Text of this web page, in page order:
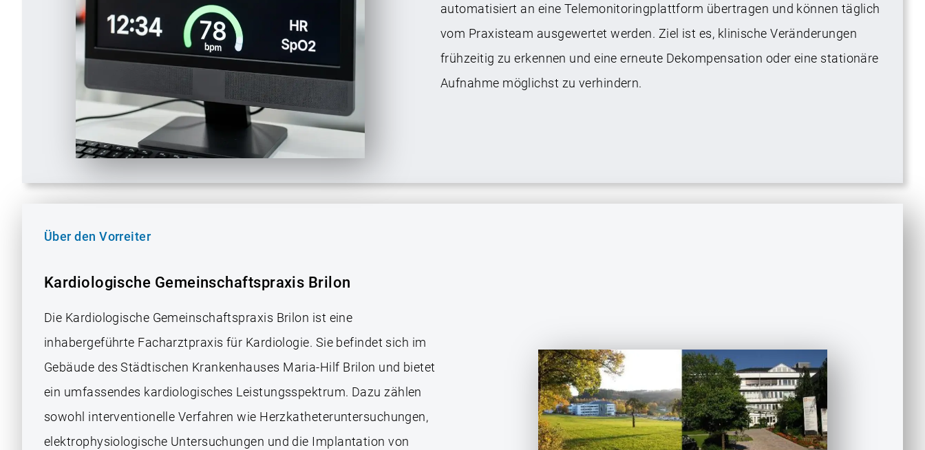
automatisiert an eine Telemonitoringplattform übertragen und können täglich
vom Praxisteam ausgewertet werden. Ziel ist es, klinische Veränderungen
frühzeitig zu erkennen und eine erneute Dekompensation oder eine stationäre
Aufnahme möglichst zu verhindern.
Über den Vorreiter
Kardiologische Gemeinschaftspraxis Brilon
Die Kardiologische Gemeinschaftspraxis Brilon ist eine
inhabergeführte Facharztpraxis für Kardiologie. Sie befindet sich im
Gebäude des Städtischen Krankenhauses Maria-Hilf Brilon und bietet
ein umfassendes kardiologisches Leistungsspektrum. Dazu zählen
sowohl interventionelle Verfahren wie Herzkatheteruntersuchungen,
elektrophysiologische Untersuchungen und die Implantation von